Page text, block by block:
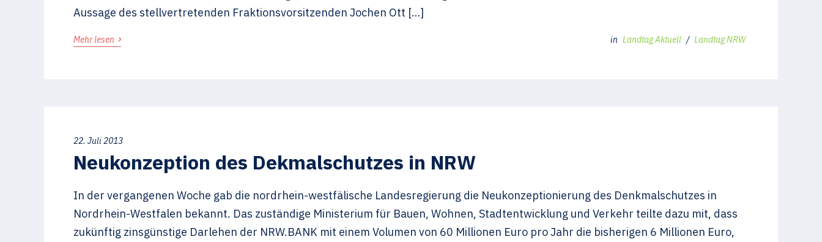
Aussage des stellvertretenden Fraktionsvorsitzenden Jochen Ott […]
Mehr lesen › in Landtag Aktuell / Landtag NRW
22. Juli 2013
Neukonzeption des Dekmalschutzes in NRW
In der vergangenen Woche gab die nordrhein-westfälische Landesregierung die Neukonzeptionierung des Denkmalschutzes in
Nordrhein-Westfalen bekannt. Das zuständige Ministerium für Bauen, Wohnen, Stadtentwicklung und Verkehr teilte dazu mit, dass
zukünftig zinsgünstige Darlehen der NRW.BANK mit einem Volumen von 60 Millionen Euro pro Jahr die bisherigen 6 Millionen Euro,